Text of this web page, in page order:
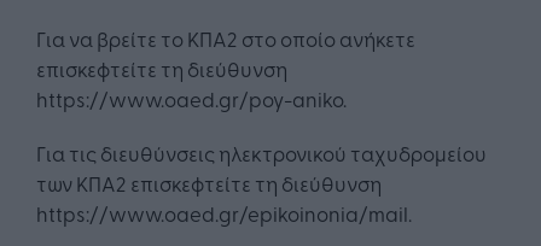
Για να βρείτε το ΚΠΑ2 στο οποίο ανήκετε
επισκεφτείτε τη διεύθυνση
https://www.oaed.gr/poy-aniko.
Για τις διευθύνσεις ηλεκτρονικού ταχυδρομείου
των ΚΠΑ2 επισκεφτείτε τη διεύθυνση
https://www.oaed.gr/epikoinonia/mail.